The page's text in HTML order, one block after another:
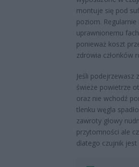
montuje się pod
poziom.
uprawnionemu
ponieważ koszt
zdrowia członków
Jeśli
świeże powietrze
oraz nie wchodź
tlenku węgla
zawroty głowy
przytomności ale
dlatego czujnik